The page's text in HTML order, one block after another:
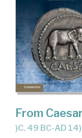
From
)c. 49 BC-AD